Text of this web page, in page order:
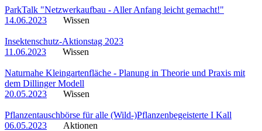
ParkTalk "Netzwerkaufbau - Aller Anfang leicht gemacht!"
14.06.2023
Wissen
Insektenschutz-Aktionstag 2023
11.06.2023
Wissen
Naturnahe Kleingartenfläche - Planung in Theorie und Praxis mit
dem Dillinger Modell
20.05.2023
Wissen
Pflanzentauschbörse für alle (Wild-)Pflanzenbegeisterte I Kall
06.05.2023
Aktionen